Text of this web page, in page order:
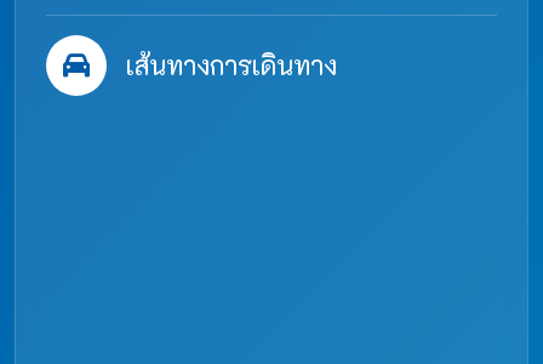
เส้นทางการเดินทาง